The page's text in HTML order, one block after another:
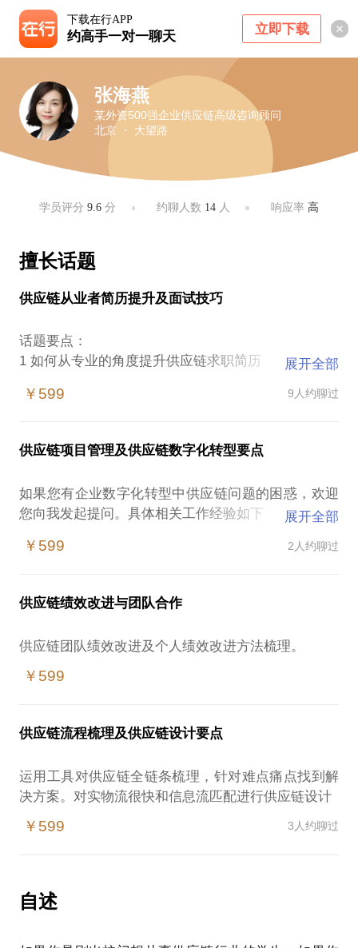
下载在行APP
约高手一对一聊天 立即下载
张海燕
某外资500强企业供应链高级咨询顾问
北京 ・ 大望路
学员评分9.6 分 约聊人数 14人 响应率 高
擅长话题
供应链从业者简历提升及面试技巧
​话题要点：
1 如何从专业的角度提升供应链求职简历
展开全部
￥599 9人约聊过
供应链项目管理及供应链数字化转型要点
如果您有企业数字化转型中供应链问题的困惑，欢迎
您向我发起提问。具体相关工作经验如下
2007年~2009年担任施耐德苏州工厂SAP系统上线实
2010-2011 对施耐德北京工厂SAP系统需求预测改进
降低库存，荣获公司BRAVO二等奖
SAP系统上线流程梳理，员工培训工作
2016年负责某德资外企SAP系统优化改进项目
2021年参与某生物科技有限公司供应链计划改进项目
展开全部
￥599 2人约聊过
供应链绩效改进与团队合作
￥599
供应链流程梳理及供应链设计要点
运用工具对供应链全链条梳理，针对难点痛点找到解
￥599 3人约聊过
自述